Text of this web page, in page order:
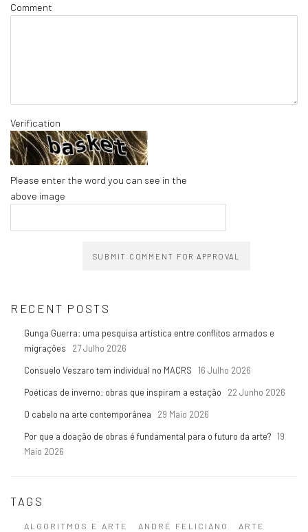
Comment
Verification
Please enter the word you can see in the
above image
SUBMIT COMMENT FOR APPROVAL
RECENT POSTS
Gunga Guerra: uma pesquisa artística entre conflitos armados e
migrações
27 Julho 2026
Consuelo Veszaro tem individual no MACRS
16 Julho 2026
Poéticas de inverno: obras que inspiram a estação
22 Junho 2026
O cabelo na arte contemporânea
29 Maio 2026
Por que a doação de obras é fundamental para o futuro da arte? 19
Maio 2026
TAGS
ALGORITMOS E ARTE ANDRÉ FELICIANO
ARTE